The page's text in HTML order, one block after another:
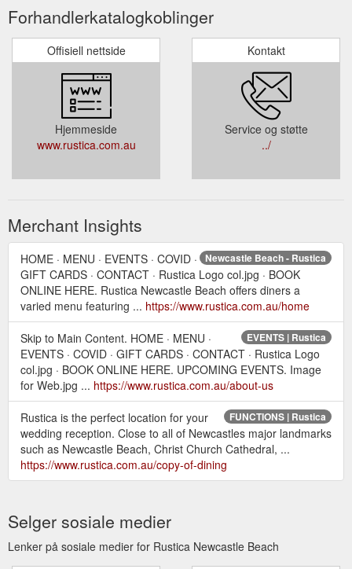
Forhandlerkatalogkoblinger
Offisiell nettside
Hjemmeside
www.rustica.com.au
Kontakt
Service og støtte
../
Merchant Insights
Newcastle Beach - Rustica
HOME · MENU · EVENTS · COVID ·
GIFT CARDS · CONTACT · Rustica Logo col.jpg · BOOK
ONLINE HERE. Rustica Newcastle Beach offers diners a
varied menu featuring ... https://www.rustica.com.au/home
EVENTS | Rustica
Skip to Main Content. HOME · MENU ·
EVENTS · COVID · GIFT CARDS · CONTACT · Rustica Logo
col.jpg · BOOK ONLINE HERE. UPCOMING EVENTS. Image
for Web.jpg ... https://www.rustica.com.au/about-us
FUNCTIONS | Rustica
Rustica is the perfect location for your
wedding reception. Close to all of Newcastles major landmarks
such as Newcastle Beach, Christ Church Cathedral, ...
https://www.rustica.com.au/copy-of-dining
Selger sosiale medier
Lenker på sosiale medier for Rustica Newcastle Beach